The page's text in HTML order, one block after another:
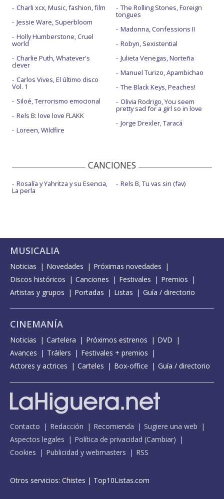
Charli xcx, Music, fashion, film
Jessie Ware, Superbloom
Holly Humberstone, Cruel
world
Charlie Puth, Whatever's
clever
Carlos Vives, El último disco
Vol. 1
Siloé, Terrorismo emocional
Rels B: love love FLAKK
Loreen, Wildfire
The Rolling Stones, Foreign
tongues
Madonna, Confessions II
Robyn, Sexistential
Julieta Venegas, Norteña
Manuel Turizo, Apambichao
The Black Keys, Peaches!
Olivia Rodrigo, You seem
pretty sad for a girl so in love
Jorge Drexler, Taracá
CANCIONES
Rosalía y Yahritza y su Esencia,
La perla
Rels B, Tu vas sin (fav)
MUSICALIA
Noticias Novedades
Próximas novedades
Discos históricos
Canciones Festivales
Premios
Artistas y grupos
Portadas Listas Guía / directorio
CINEMANÍA
Noticias Cartelera Próximos estrenos
DVD
Avances
Tráilers
Festivales + premios
Actores y actrices
Carteles Box-office Guía / directorio
Contacto Redacción Recomienda
Sugiere una web
Aspectos legales
Política de privacidad (Cambiar)
Cookies
Publicidad y webmasters RSS
Otros servicios: Chistes | Top10Listas.com